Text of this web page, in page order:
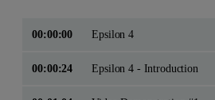
00:00:00 Epsilon 4
00:00:24 Epsilon 4 - Introduction